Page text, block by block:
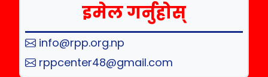
इमेल गर्नुहोस्
info@rpp.org.np
rppcenter48@gmail.com